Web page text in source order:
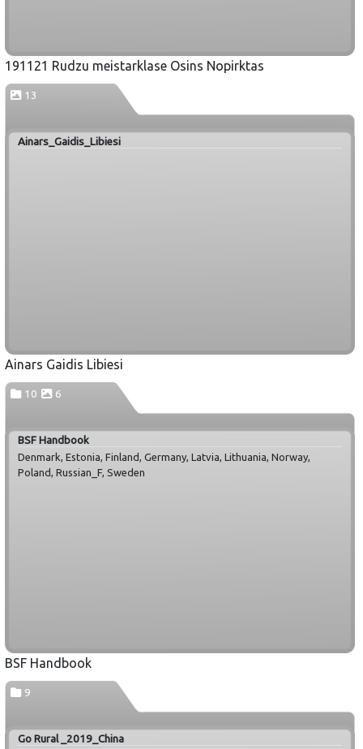
191121 Rudzu meistarklase Osins Nopirktas
13
Ainars_Gaidis_Libiesi
Ainars Gaidis Libiesi
10 6
BSF Handbook
Denmark, Estonia, Finland, Germany, Latvia, Lithuania, Norway,
Poland, Russian_F, Sweden
BSF Handbook
9
Go Rural _2019_China